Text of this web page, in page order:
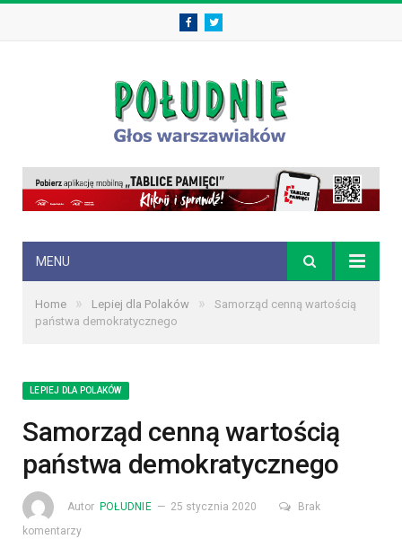
FacebookTwitter
MENU
Home » Lepiej dla Polaków »
Samorząd cenną wartością
państwa demokratycznego
LEPIEJ DLA POLAKÓW
Samorząd cenną wartością
państwa demokratycznego
Autor POŁUDNIE 25 stycznia 2020
Brak
komentarzy